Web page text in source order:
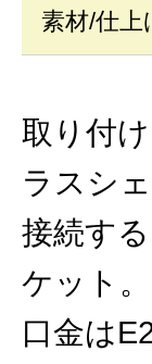
素材/仕上
取り付
ラスシ
接続す
ケット。
口金は